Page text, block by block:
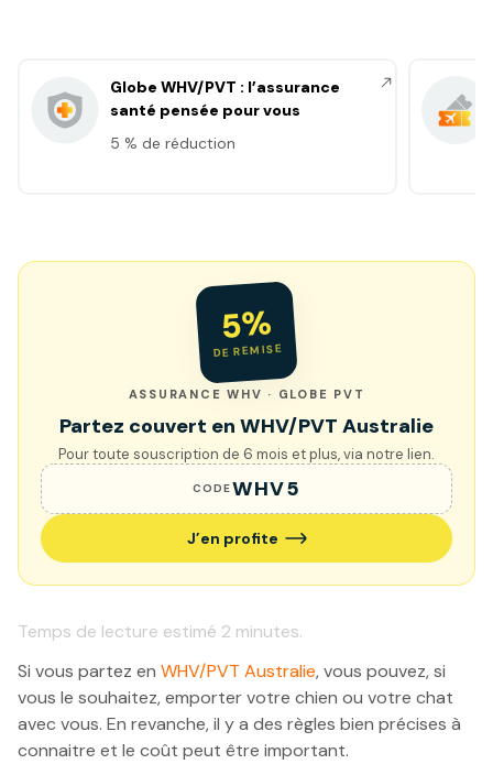
Globe WHV/PVT : l’assurance
santé pensée pour vous
5 % de réduction
5%
DE REMISE
ASSURANCE WHV · GLOBE PVT
Partez couvert en WHV/PVT Australie
Pour toute souscription de 6 mois et plus, via notre lien.
CODEWHV5
J’en profite
Temps de lecture estimé 2 minutes.
Si vous partez en WHV/PVT Australie, vous pouvez, si
vous le souhaitez, emporter votre chien ou votre chat
avec vous. En revanche, il y a des règles bien précises à
connaitre et le coût peut être important.